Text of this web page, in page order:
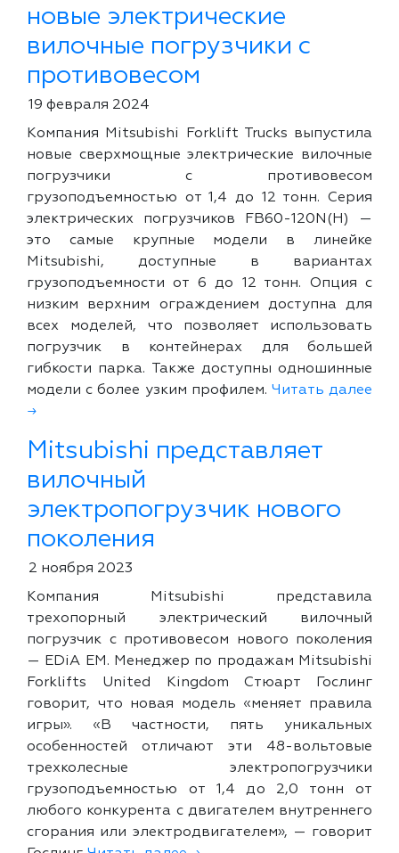
новые электрические
вилочные погрузчики с
противовесом
19 февраля 2024
Компания Mitsubishi Forklift Trucks выпустила
новые сверхмощные электрические вилочные
погрузчики с противовесом
грузоподъемностью от 1,4 до 12 тонн. Серия
электрических погрузчиков FB60-120N(H) —
это самые крупные модели в линейке
Mitsubishi, доступные в вариантах
грузоподъемности от 6 до 12 тонн. Опция с
низким верхним ограждением доступна для
всех моделей, что позволяет использовать
погрузчик в контейнерах для большей
гибкости парка. Также доступны одношинные
модели с более узким профилем. Читать далее
→
Mitsubishi представляет
вилочный
электропогрузчик нового
поколения
2 ноября 2023
Компания Mitsubishi представила
трехопорный электрический вилочный
погрузчик с противовесом нового поколения
— EDiA EM. Менеджер по продажам Mitsubishi
Forklifts United Kingdom Стюарт Гослинг
говорит, что новая модель «меняет правила
игры». «В частности, пять уникальных
особенностей отличают эти 48-вольтовые
трехколесные электропогрузчики
грузоподъемностью от 1,4 до 2,0 тонн от
любого конкурента с двигателем внутреннего
сгорания или электродвигателем», — говорит